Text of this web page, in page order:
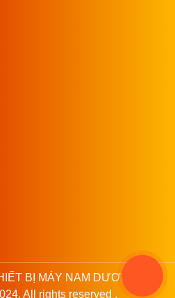
BỊ MÁY NAM DƯƠNG
All rights reserved .